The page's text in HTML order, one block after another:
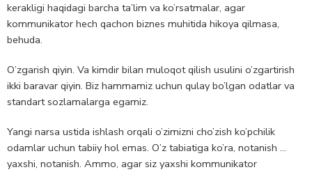
kerakligi haqidagi barcha ta’lim va ko’rsatmalar, agar
kommunikator hech qachon biznes muhitida hikoya qilmasa,
behuda.
O’zgarish qiyin. Va kimdir bilan muloqot qilish usulini o’zgartirish
ikki baravar qiyin. Biz hammamiz uchun qulay bo’lgan odatlar va
standart sozlamalarga egamiz.
Yangi narsa ustida ishlash orqali o’zimizni cho’zish ko’pchilik
odamlar uchun tabiiy hol emas. O’z tabiatiga ko’ra, notanish …
yaxshi, notanish. Ammo, agar siz yaxshi kommunikator